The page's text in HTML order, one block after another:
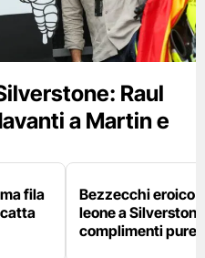
Raul
a Martin e
fila
Bezzecchi eroico
leone a
complimenti pure